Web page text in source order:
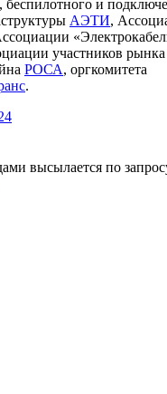
беспилотного и
АЭТИ,
участников рынка
РОСА, оргкомитета
.
высылается по